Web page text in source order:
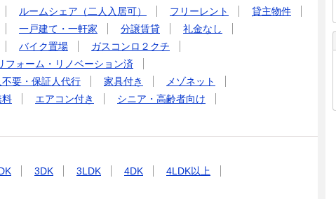
ルームシェア（二人入居可） フリーレント
貸主物件
一戸建て・一軒家 分譲賃貸
礼金なし
バイク置場
ガスコンロ２クチ
フォーム・リノベーション済
要・保証人代行 家具付き
メゾネット
料 エアコン付き
シニア・高齢者向け
3DK 3LDK 4DK
4LDK以上